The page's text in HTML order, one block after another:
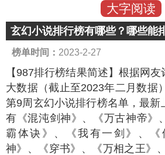
大字阅读
玄幻小说排行榜有哪些？哪些能
榜单时间： 2023-2-27
【987排行榜结果简述】 根据网友
大数据（截止至2023年二月数据
第9周玄幻小说排行榜名单，最新
有《混沌剑神》、《万古神帝》
霸体诀》、《我有一剑》、
神》、《穿书》、《万相之王》